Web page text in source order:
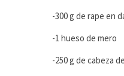
-300 g de rape en
-1 hueso de mero
-250 g de cabeza